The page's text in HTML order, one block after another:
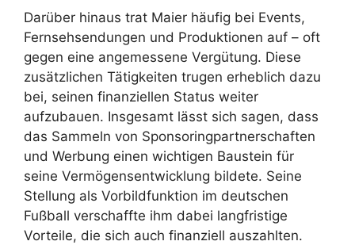
Darüber hinaus trat Maier häufig bei Events,
Fernsehsendungen und Produktionen auf – oft
gegen eine angemessene Vergütung. Diese
zusätzlichen Tätigkeiten trugen erheblich dazu
bei, seinen finanziellen Status weiter
aufzubauen. Insgesamt lässt sich sagen, dass
das Sammeln von Sponsoringpartnerschaften
und Werbung einen wichtigen Baustein für
seine Vermögensentwicklung bildete. Seine
Stellung als Vorbildfunktion im deutschen
Fußball verschaffte ihm dabei langfristige
Vorteile, die sich auch finanziell auszahlten.